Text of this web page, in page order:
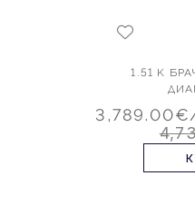
1.51 K
3,789.00€